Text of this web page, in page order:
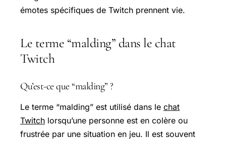
émotes spécifiques de Twitch prennent vie.
Le terme “malding” dans le chat
Twitch
Qu’est-ce que “malding” ?
Le terme “malding” est utilisé dans le chat
Twitch lorsqu’une personne est en colère ou
frustrée par une situation en jeu. Il est souvent